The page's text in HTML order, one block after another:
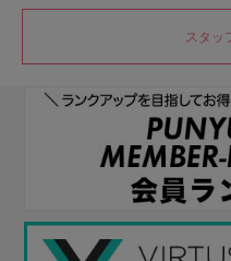
スタッ